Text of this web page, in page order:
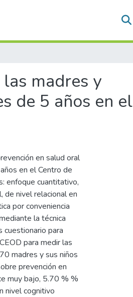
madres y
de 5 años en el
en salud oral
en el Centro de
enfoque cuantitativo,
de nivel relacional en
por conveniencia
la técnica
cuestionario para
para medir las
madres y sus niños
prevención en
muy bajo, 5.70 % %
nivel cognitivo